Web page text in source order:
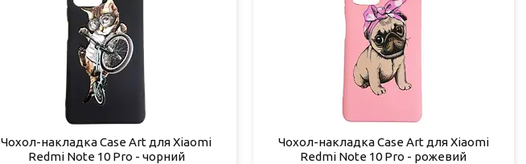
Чохол-накладка Case Art для Xiaomi
Redmi Note 10 Pro - чорний
Чохол-накладка Case Art для Xiaomi
Redmi Note 10 Pro - рожевий